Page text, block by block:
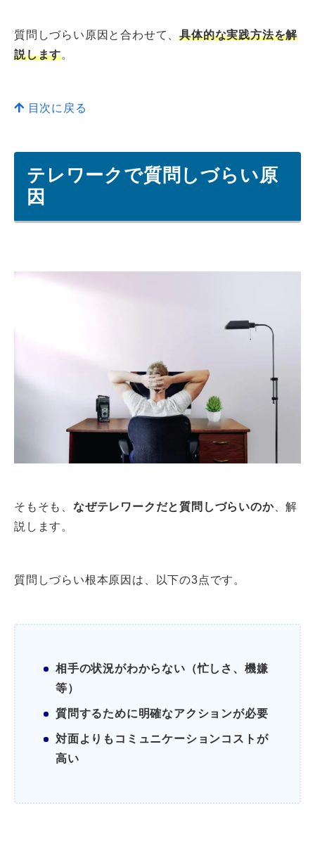
質問しづらい原因と合わせて、具体的な実践方法を解
説します。
目次に戻る
テレワークで質問しづらい原
因
そもそも、 なぜテレワークだと質問しづらいのか、解
説します。
質問しづらい根本原因は、以下の3点です。
相手の状況がわからない（忙しさ、機嫌
等）
質問するために明確なアクションが必要
対面よりもコミュニケーションコストが
高い